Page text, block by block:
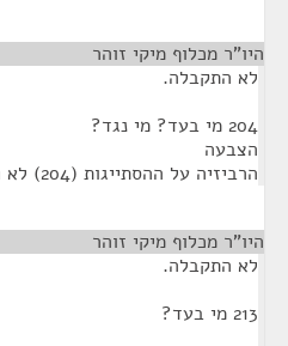
היו"ר מכלוף מיקי זוהר
לא התקבלה.
204 מי בעד? מי נגד?
הצבעה
הרביזיה על ההסתייגות (204) לא התקבלה.
היו"ר מכלוף מיקי זוהר
לא התקבלה.
213 מי בעד?